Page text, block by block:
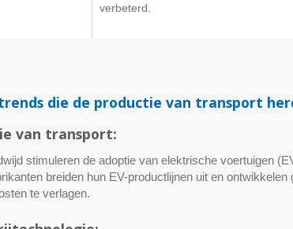
verbeterd.
die de productie van transport
van transport:
stimuleren de adoptie van elektrische voertuigen
breiden hun EV-productlijnen uit en
te verlagen.